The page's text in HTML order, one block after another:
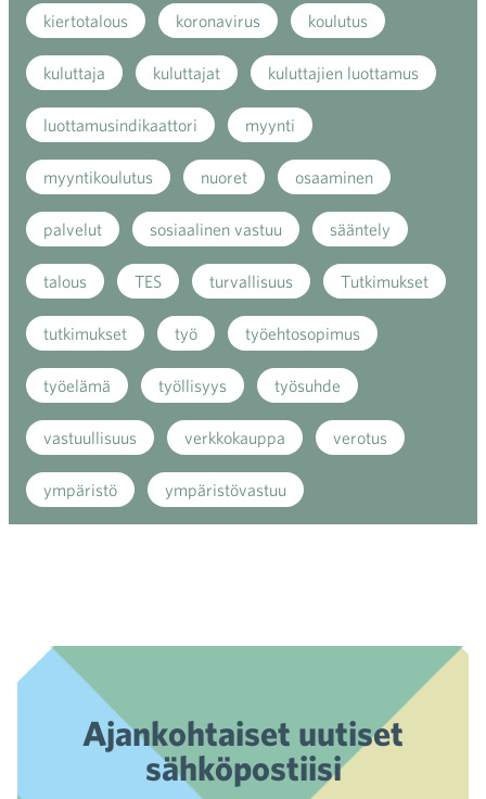
kiertotalous koronavirus koulutus
kuluttaja kuluttajat kuluttajien luottamus
luottamusindikaattori myynti
myyntikoulutus nuoret osaaminen
palvelut sosiaalinen vastuu sääntely
talous TES turvallisuus Tutkimukset
tutkimukset työ työehtosopimus
työelämä työllisyys työsuhde
vastuullisuus verkkokauppa verotus
ympäristö ympäristövastuu
Ajankohtaiset uutiset
sähköpostiisi